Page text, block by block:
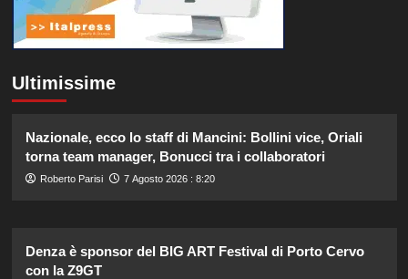
Ultimissime
Nazionale, ecco lo staff di Mancini: Bollini vice, Oriali
torna team manager, Bonucci tra i collaboratori
Roberto Parisi 7 Agosto 2026 : 8:20
Denza è sponsor del BIG ART Festival di Porto Cervo
con la Z9GT